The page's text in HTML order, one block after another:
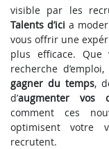
visible par les
Talents d’ici a
vous offrir une
plus efficace. Que
recherche
gagner du temps,
d’augmenter vos
comment ces
optimisent votre
recrutent.